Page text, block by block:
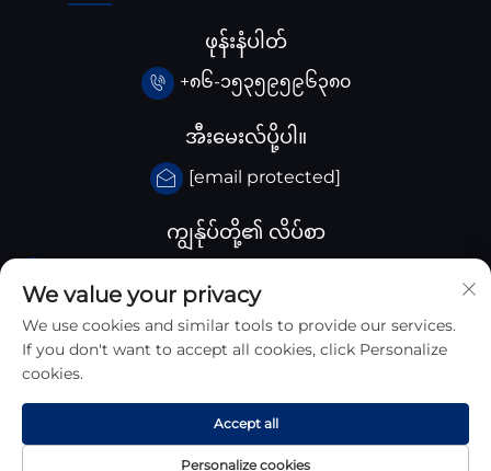
ဖုန်းနံပါတ်
+၈၆-၁၅၃၅၉၅၉၆၃၈၀
အီးမေးလ်ပို့ပါ။
[email protected]
ကျွန်ုပ်တို့၏ လိပ်စာ
Sichuan province, ချီးနား
Copyright © 2025 Sichuan Zhongyan New Materials
We value your privacy
We use cookies and similar tools to provide our services.
If you don't want to accept all cookies, click Personalize
cookies.
Personalize cookies
Accept all